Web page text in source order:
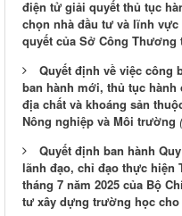
điện tử giải quyết thủ tục
chọn nhà đầu tư và lĩnh
quyết của Sở Công Thương
Quyết định về việc công
ban hành mới, thủ tục
địa chất và khoáng sản
Nông nghiệp và Môi trường
Quyết định ban hành
lãnh đạo, chỉ đạo thực hiện
tháng 7 năm 2025 của Bộ
tư xây dựng trường học